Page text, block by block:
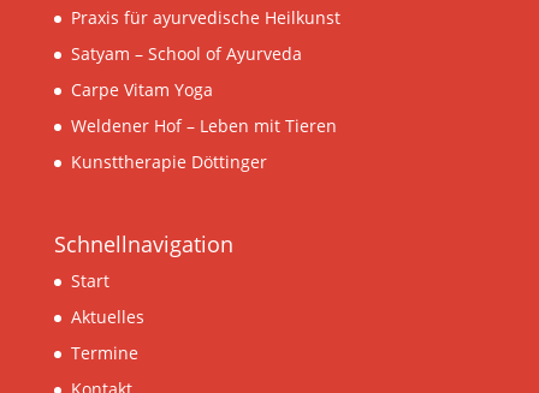
Praxis für ayurvedische Heilkunst
Satyam – School of Ayurveda
Carpe Vitam Yoga
Weldener Hof – Leben mit Tieren
Kunsttherapie Döttinger
Schnellnavigation
Start
Aktuelles
Termine